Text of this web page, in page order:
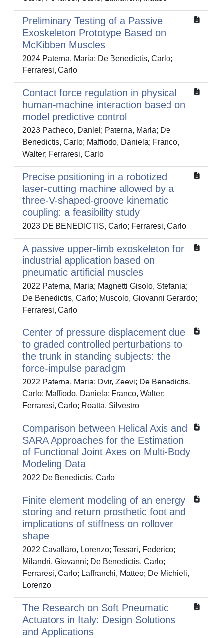
Preliminary Testing of a Passive
Exoskeleton Prototype Based on
McKibben Muscles
2024 Paterna, Maria; De Benedictis, Carlo;
Ferraresi, Carlo
Contact force regulation in physical
human-machine interaction based on
model predictive control
2023 Pacheco, Daniel; Paterna, Maria; De
Benedictis, Carlo; Maffiodo, Daniela; Franco,
Walter; Ferraresi, Carlo
Precise positioning in a robotized
laser-cutting machine allowed by a
three-V-shaped-groove kinematic
coupling: a feasibility study
2023 DE BENEDICTIS, Carlo; Ferraresi, Carlo
A passive upper-limb exoskeleton for
industrial application based on
pneumatic artificial muscles
2022 Paterna, Maria; Magnetti Gisolo, Stefania;
De Benedictis, Carlo; Muscolo, Giovanni Gerardo;
Ferraresi, Carlo
Center of pressure displacement due
to graded controlled perturbations to
the trunk in standing subjects: the
force-impulse paradigm
2022 Paterna, Maria; Dvir, Zeevi; De Benedictis,
Carlo; Maffiodo, Daniela; Franco, Walter;
Ferraresi, Carlo; Roatta, Silvestro
Comparison between Helical Axis and
SARA Approaches for the Estimation
of Functional Joint Axes on Multi-Body
Modeling Data
2022 De Benedictis, Carlo
Finite element modeling of an energy
storing and return prosthetic foot and
implications of stiffness on rollover
shape
2022 Cavallaro, Lorenzo; Tessari, Federico;
Milandri, Giovanni; De Benedictis, Carlo;
Ferraresi, Carlo; Laffranchi, Matteo; De Michieli,
Lorenzo
The Research on Soft Pneumatic
Actuators in Italy: Design Solutions
and Applications